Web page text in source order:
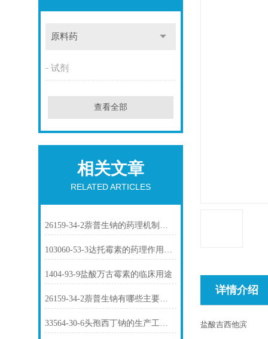
原料药
试剂
查看全部
相关文章
RELATED ARTICLES
26159-34-2萘普生钠的药理机制与临床应用
103060-53-3达托霉素的药理作用介绍
1404-93-9盐酸万古霉素的临床用途
26159-34-2萘普生钠有哪些主要用途？
33564-30-6头孢西丁钠的生产工艺是怎样的？
详情介绍
盐酸吉西他滨